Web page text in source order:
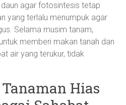
agar fotosintesis tetap
yang terlalu menumpuk agar
Selama musim tanam,
memberi makan tanah dan
air yang terukur, tidak
Hias